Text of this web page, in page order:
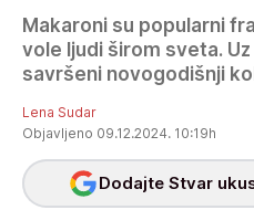
Makaroni su popularni
vole ljudi širom sveta.
savršeni novogodišnji
Lena Sudar
Objavljeno 09.12.2024. 10:19h
Dodajte Stvar